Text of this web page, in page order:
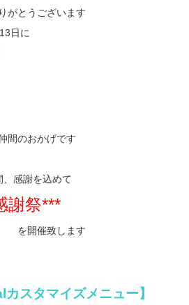
がとうございます
日に
間のおかげです
、感謝を込めて
謝祭***
します
カスタマイズメニュー】